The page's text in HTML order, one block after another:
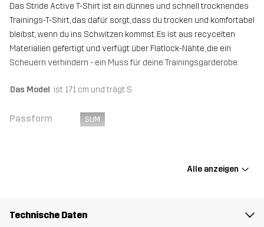
Das Stride Active T-Shirt ist ein dünnes und schnell trocknendes
Trainings-T-Shirt, das dafür sorgt, dass du trocken und komfortabel
bleibst, wenn du ins Schwitzen kommst. Es ist aus recycelten
Materialien gefertigt und verfügt über Flatlock-Nähte, die ein
Scheuern verhindern - ein Muss für deine Trainingsgarderobe.
Das Model ist 171 cm und trägt S
Passform SLIM
Nachhaltigkeit Recycelte Bestandteile
Alle anzeigen
Technische Daten